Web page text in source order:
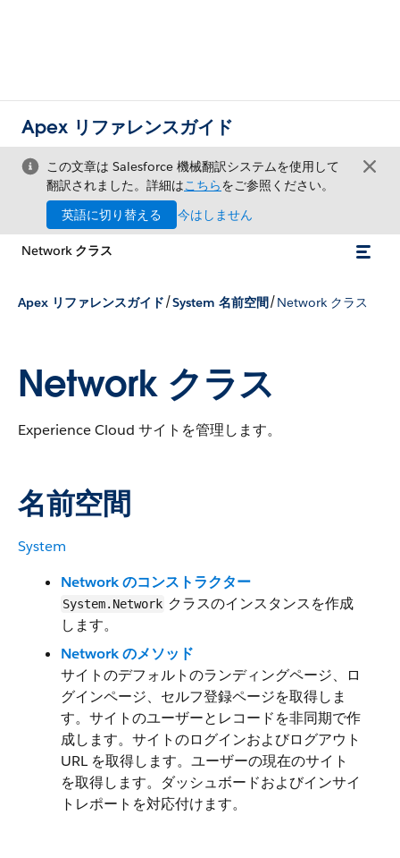
Apex リファレンスガイド
この文章は Salesforce 機械翻訳システムを使用して
翻訳されました。詳細はこちらをご参照ください。
英語に切り替える
今はしません
Network クラス
Apex リファレンスガイド/System 名前空間/Network クラス
Network クラス
Experience Cloud サイトを管理します。
名前空間
System
Network のコンストラクター
System.Network クラスのインスタンスを作成
します。
Network のメソッド
サイトのデフォルトのランディングページ、ロ
グインページ、セルフ登録ページを取得しま
す。サイトのユーザーとレコードを非同期で作
成します。サイトのログインおよびログアウト
URL を取得します。ユーザーの現在のサイト
を取得します。ダッシュボードおよびインサイ
トレポートを対応付けます。